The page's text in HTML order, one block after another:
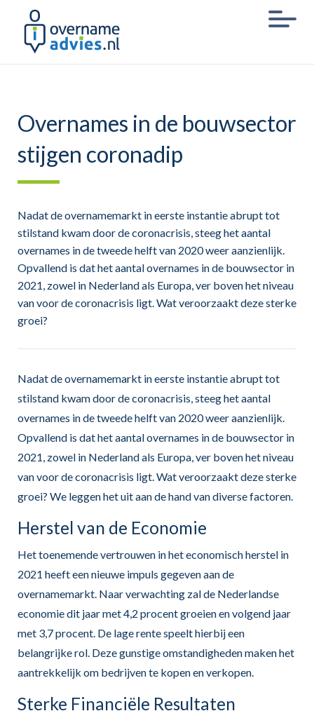
Overnames in de bouwsector
stijgen coronadip
Nadat de overnamemarkt in eerste instantie abrupt tot
stilstand kwam door de coronacrisis, steeg het aantal
overnames in de tweede helft van 2020 weer aanzienlijk.
Opvallend is dat het aantal overnames in de bouwsector in
2021, zowel in Nederland als Europa, ver boven het niveau
van voor de coronacrisis ligt. Wat veroorzaakt deze sterke
groei?
Nadat de overnamemarkt in eerste instantie abrupt tot
stilstand kwam door de coronacrisis, steeg het aantal
overnames in de tweede helft van 2020 weer aanzienlijk.
Opvallend is dat het aantal overnames in de bouwsector in
2021, zowel in Nederland als Europa, ver boven het niveau
van voor de coronacrisis ligt. Wat veroorzaakt deze sterke
groei? We leggen het uit aan de hand van diverse factoren.
Herstel van de Economie
Het toenemende vertrouwen in het economisch herstel in
2021 heeft een nieuwe impuls gegeven aan de
overnamemarkt. Naar verwachting zal de Nederlandse
economie dit jaar met 4,2 procent groeien en volgend jaar
met 3,7 procent. De lage rente speelt hierbij een
belangrijke rol. Deze gunstige omstandigheden maken het
aantrekkelijk om bedrijven te kopen en verkopen.
Sterke Financiële Resultaten